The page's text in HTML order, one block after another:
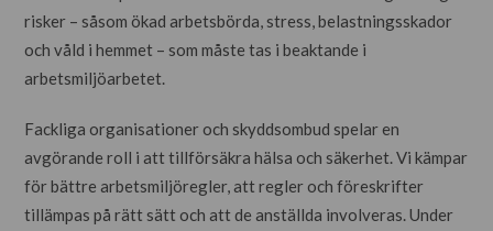
risker – såsom ökad arbetsbörda, stress, belastningsskador
och våld i hemmet – som måste tas i beaktande i
arbetsmiljöarbetet.
Fackliga organisationer och skyddsombud spelar en
avgörande roll i att tillförsäkra hälsa och säkerhet. Vi kämpar
för bättre arbetsmiljöregler, att regler och föreskrifter
tillämpas på rätt sätt och att de anställda involveras. Under